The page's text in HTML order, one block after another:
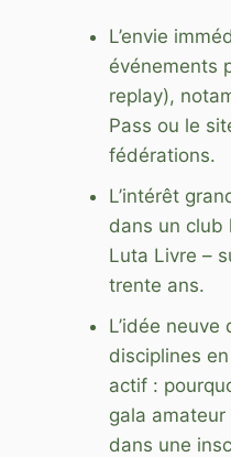
L’envie
événements
replay),
Pass ou le
fédérations.
L’intérêt
dans un club
Luta Livre –
trente ans.
L’idée
disciplines
actif :
gala amateur
dans une